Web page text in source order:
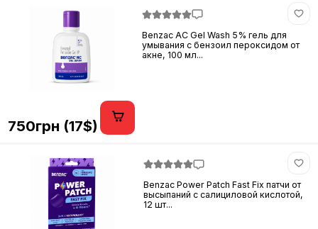
Benzac AC Gel Wash 5% гель для
умывания с бензоил пероксидом от
акне, 100 мл...
750грн (17$)
Benzac Power Patch Fast Fix патчи от
высыпаний с салициловой кислотой,
12 шт...